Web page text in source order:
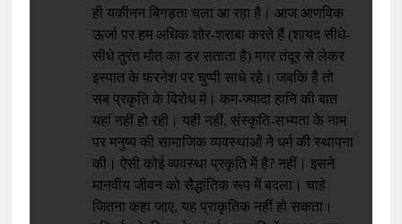
ही यकीनन बिगड़ता चला आ रहा है। आज आणविक
ऊर्जा पर हम अधिक शोर-शराबा करते हैं (शायद सीधे-
सीधे तुरंत मौत का डर सताता है) मगर तंदूर से लेकर
इस्पात के फरनेश पर चुप्पी साधे रहे। जबकि है तो
सब प्रकृति के विरोध में। कम-ज्यादा हानि की बात
यहां नहीं हो रही। यही नहीं, संस्कृति-सभ्यता के नाम
पर मनुष्य की सामाजिक व्यवस्थाओं ने धर्म की स्थापना
की। ऐसी कोई व्यवस्था प्रकृति में है? नहीं। इसने
मानवीय जीवन को सैद्धांतिक रूप में बदला। चाहे
जितना कहा जाए, यह प्राकृतिक नहीं हो सकता।